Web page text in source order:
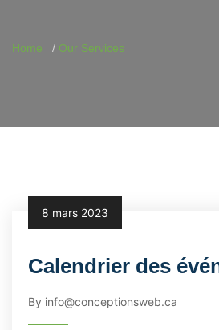
Home Our Services
8 mars 2023
Calendrier des
By info@conceptionsweb.ca